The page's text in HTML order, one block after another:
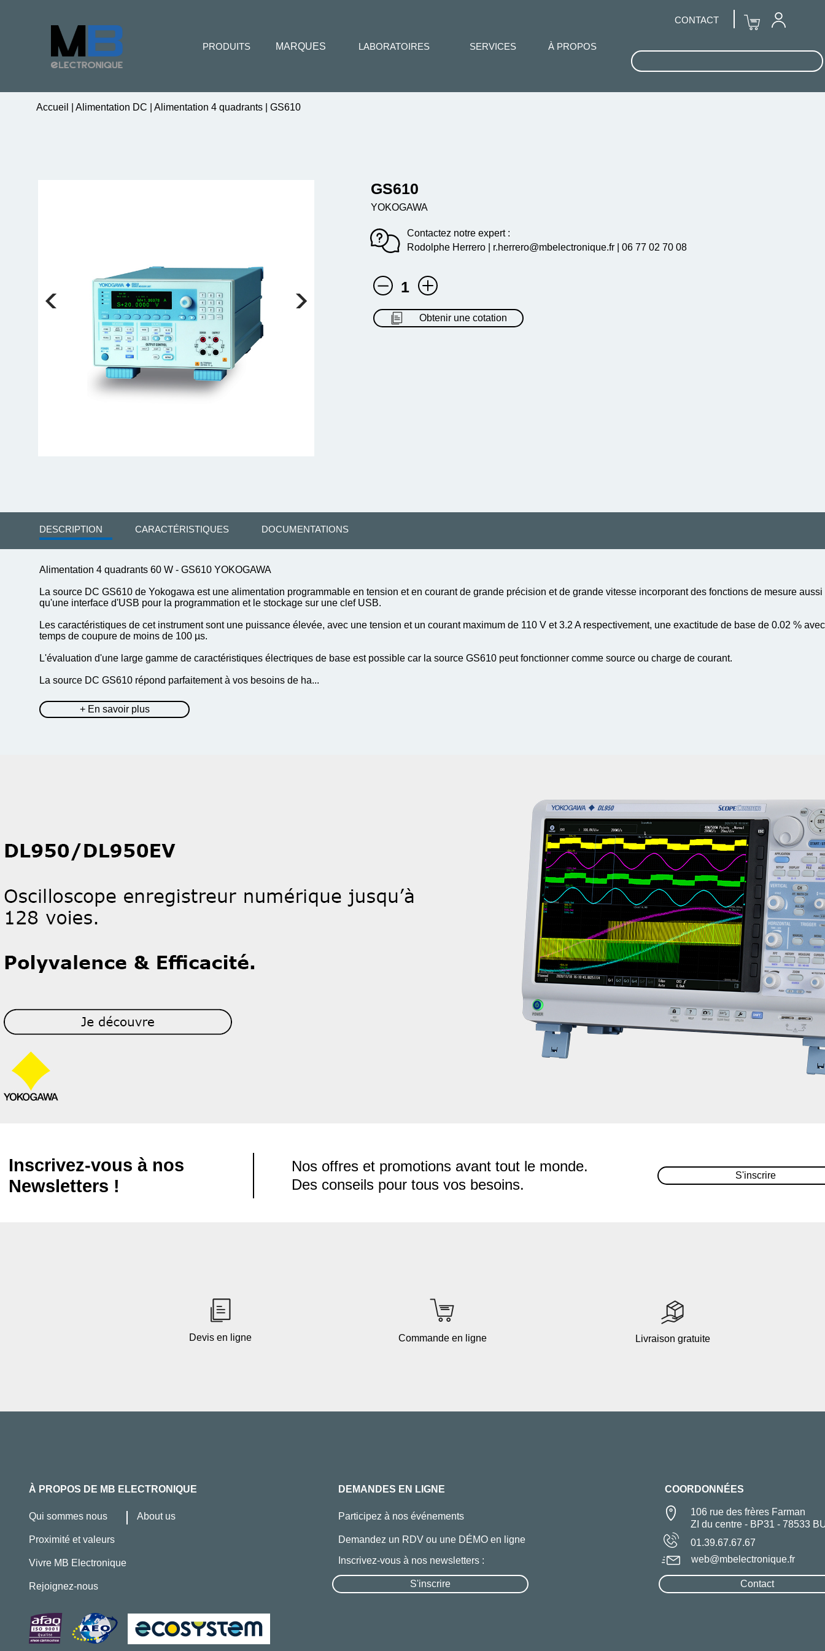
Accueil Alimentation DC Alimentation 4 quadrants GS610
GS610
YOKOGAWA
Contactez notre expert :
Rodolphe Herrero | r.herrero@mbelectronique.fr | 06 77 02 70 08
1
Obtenir une cotation
DESCRIPTION CARACTÉRISTIQUES DOCUMENTATIONS
Alimentation 4 quadrants 60 W - GS610 YOKOGAWA
La source DC GS610 de Yokogawa est une alimentation programmable en tension et en courant de grande précision et de grande vitesse incorporant des fonctions de mesure aussi
qu'une interface d'USB pour la programmation et le stockage sur une clef USB.
Les caractéristiques de cet instrument sont une puissance élevée, avec une tension et un courant maximum de 110 V et 3.2 A respectivement, une exactitude de base de 0.02 %
temps de coupure de moins de 100 µs.
L'évaluation d'une large gamme de caractéristiques électriques de base est possible car la source GS610 peut fonctionner comme source ou charge de courant.
La source DC GS610 répond parfaitement à vos besoins de ha...
+ En savoir plus
Inscrivez-vous à nos
Newsletters !
Nos offres et promotions avant tout le monde.
Des conseils pour tous vos besoins.
S'inscrire
Devis en ligne Commande en ligne Livraison gratuite
À PROPOS DE MB ELECTRONIQUE DEMANDES EN LIGNE COORDONNÉES
Qui sommes nous About us Participez à nos événements
106 rue des frères Farman
ZI du centre - BP31 - 78533
Proximité et valeurs
Demandez un RDV ou une DÉMO en ligne
01.39.67.67.67
Vivre MB Electronique
Inscrivez-vous à nos newsletters :
Rejoignez-nous Contact
web@mbelectronique.fr
S'inscrire
CONTACT
PRODUITS MARQUES LABORATOIRES SERVICES À PROPOS